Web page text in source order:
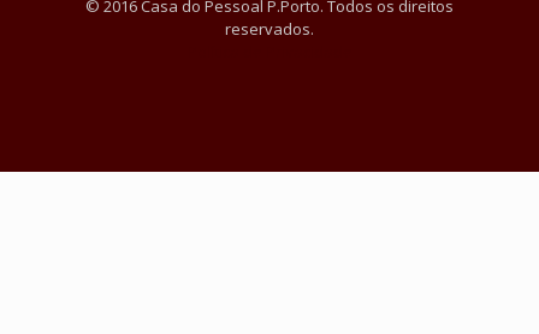
© 2016 Casa do Pessoal P.Porto. Todos os direitos
reservados.